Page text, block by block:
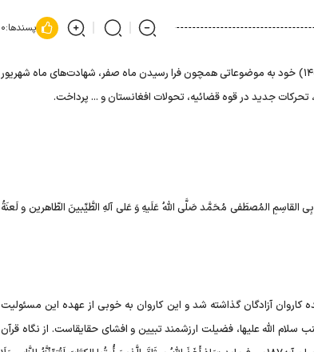
پسندها:۰
سیداحمد خاتمی در سخنان خطبه گونه امروز (۱۹ شهریور ۱۴۰۰) خود به موضوعاتی همچون فرا رسیدن ماه صفر، شهادت‌های ماه شهریور
القاسِمِ المُصطَفی مُحَمَّد صَلَّی اللهُ عَلَیهِ وَ عَلی آلهِ الطَّیِّبینَ الطّاهرین و لَعنَة‌ُ
کاروان آزادگان گذاشته شد و این کاروان به خوبی از عهده این مسئولیت
سلام الله علیها، فضیلت ارزشمند تبیین و افشای حقایقاست. از نگاه قرآن